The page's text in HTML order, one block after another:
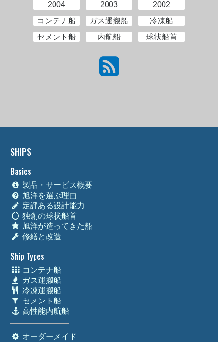
2004
2003
2002
コンテナ船
ガス運搬船
冷凍船
セメント船
内航船 球状船首
SHIPS
Basics
製品・サービス概要
旭洋を選ぶ理由
定評ある設計能力
独創の球状船首
旭洋が造ってきた船
修繕と改造
Ship Types
コンテナ船
ガス運搬船
冷凍運搬船
セメント船
高性能内航船
オーダーメイド